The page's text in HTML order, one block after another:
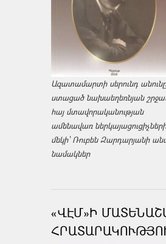
Ազատամարտի սերունդ անունը
ստացած նախաեղեռնյան
հայ մտավորականության
ամենավառ
մեկի՝ Ռուբեն Զարդարյանի
նամակներ
«ՎԷՄ»Ի